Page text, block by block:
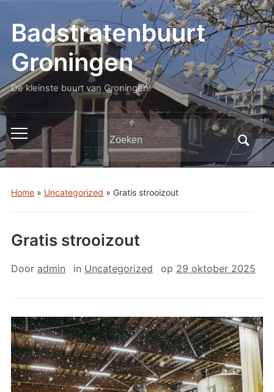
Badstratenbuurt
Groningen
De kleinste buurt van Groningen!
Toggle
mobiel
menu
Zoeken
naar:
Home» Uncategorized » Gratis strooizout
Gratis strooizout
Door admin in Uncategorized op 29 oktober 2025